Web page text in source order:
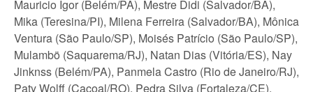
Mauricio Igor (Belém/PA), Mestre Didi (Salvador/BA),
Mika (Teresina/PI), Milena Ferreira (Salvador/BA), Mônica
Ventura (São Paulo/SP), Moisés Patrício (São Paulo/SP),
Mulambö (Saquarema/RJ), Natan Dias (Vitória/ES), Nay
Jinknss (Belém/PA), Panmela Castro (Rio de Janeiro/RJ),
Paty Wolff (Cacoal/RO), Pedra Silva (Fortaleza/CE),